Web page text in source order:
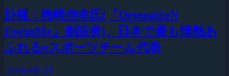
訃報：梅崎伸幸氏(『DetonatioN
FocusMe』創設者)、日本で最も情熱あ
ふれるeスポーツチーム代表
2026年8月3日